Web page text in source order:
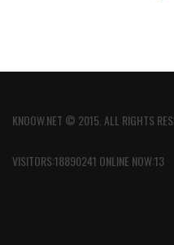
KNOOW.NET © 2015. ALL RIGHTS
VISITORS:18890241 ONLINE NOW:13